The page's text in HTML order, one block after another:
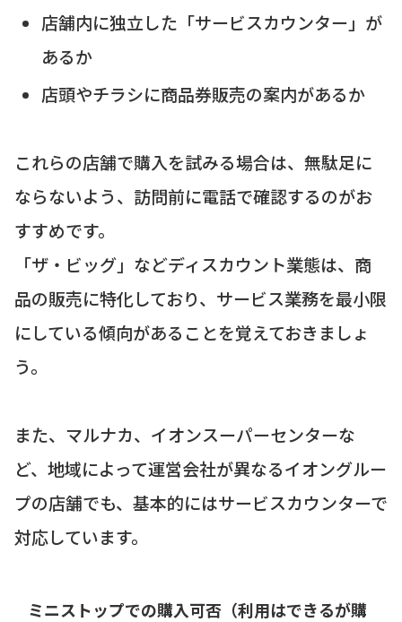
店舗内に独立した「サービスカウンター」が
あるか
店頭やチラシに商品券販売の案内があるか
これらの店舗で購入を試みる場合は、無駄足に
ならないよう、訪問前に電話で確認するのがお
すすめです。
「ザ・ビッグ」などディスカウント業態は、商
品の販売に特化しており、サービス業務を最小限
にしている傾向があることを覚えておきましょ
う。
また、マルナカ、イオンスーパーセンターな
ど、地域によって運営会社が異なるイオングルー
プの店舗でも、基本的にはサービスカウンターで
対応しています。
ミニストップでの購入可否（利用はできるが購